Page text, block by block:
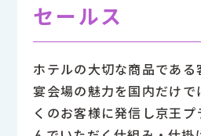
セールス
ホテルの大切な商品である
宴会場の魅力を国内だけ
くのお客様に発信し京王